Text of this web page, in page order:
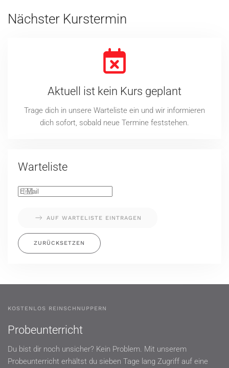
Nächster Kurstermin
Aktuell ist kein Kurs geplant
Trage dich in unsere Warteliste ein und wir informieren
dich sofort, sobald neue Termine feststehen.
Warteliste
AUF WARTELISTE EINTRAGEN
ZURÜCKSETZEN
KOSTENLOS REINSCHNUPPERN
Probeunterricht
Du bist dir noch unsicher? Kein Problem. Mit unserem
Probeunterricht erhältst du sieben Tage lang Zugriff auf eine